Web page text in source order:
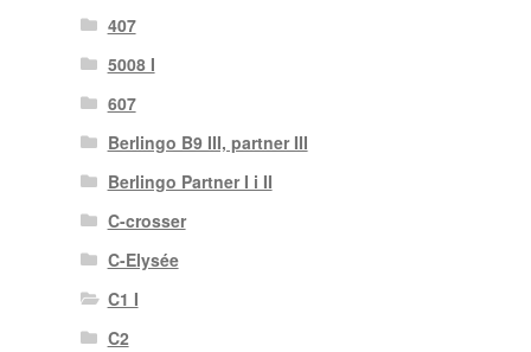
407
5008 I
607
Berlingo B9 III, partner III
Berlingo Partner I i II
C-crosser
C-Elysée
C1 I
C2